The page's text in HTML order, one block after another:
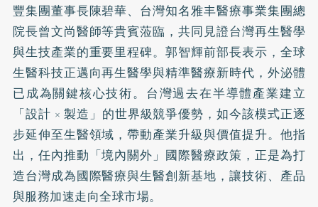
豐集團董事長陳碧華、台灣知名雅丰醫療事業集團總
院長曾文尚醫師等貴賓蒞臨，共同見證台灣再生醫學
與生技產業的重要里程碑。郭智輝前部長表示，全球
生醫科技正邁向再生醫學與精準醫療新時代，外泌體
已成為關鍵核心技術。台灣過去在半導體產業建立
「設計 × 製造」的世界級競爭優勢，如今該模式正逐
步延伸至生醫領域，帶動產業升級與價值提升。他指
出，任內推動「境內關外」國際醫療政策，正是為打
造台灣成為國際醫療與生醫創新基地，讓技術、產品
與服務加速走向全球市場。